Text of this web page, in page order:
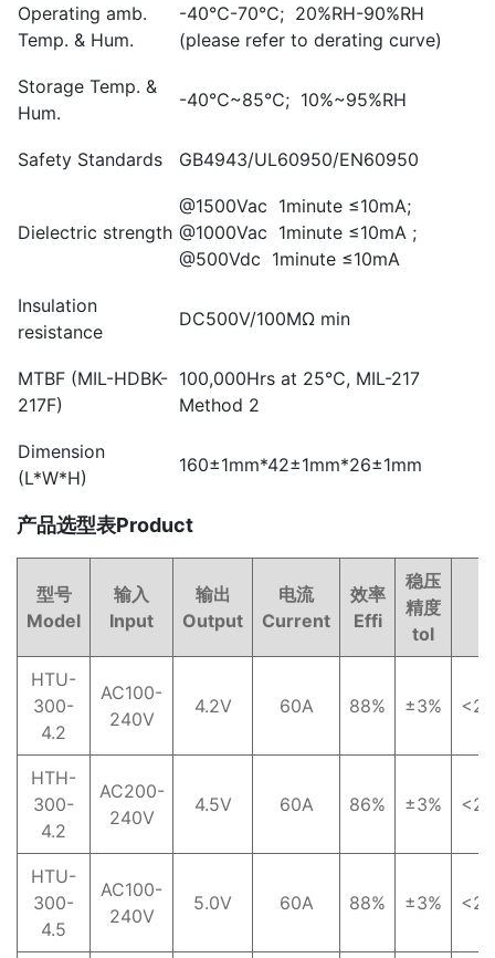
Operating amb.
Temp. & Hum.
-40℃-70℃; 20%RH-90%RH
(please refer to derating curve)
Storage Temp. &
Hum.
-40℃~85℃; 10%~95%RH
Safety Standards GB4943/UL60950/EN60950
Dielectric strength
@1500Vac 1minute ≤10mA;
@1000Vac 1minute ≤10mA ;
@500Vdc 1minute ≤10mA
Insulation
resistance
DC500V/100MΩ min
MTBF (MIL-HDBK-
217F)
100,000Hrs at 25℃, MIL-217
Method 2
Dimension
(L*W*H)
160±1mm*42±1mm*26±1mm
产品选型表Product
型号
Model
输入
Input
输出
Output
电流
Current
效率
Effi
稳压
精度
tol
HTU-
300-
4.2
AC100-
240V
4.2V 60A 88% ±3%
HTH-
300-
4.2
AC200-
240V
4.5V 60A 86% ±3%
HTU-
300-
4.5
AC100-
240V
5.0V 60A 88% ±3%